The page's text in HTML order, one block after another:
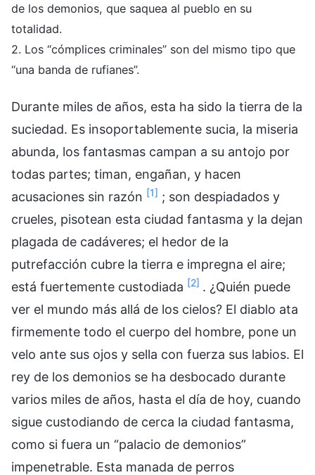
de los demonios, que saquea al pueblo en su
totalidad.
2. Los “cómplices criminales” son del mismo tipo que
“una banda de rufianes”.
Durante miles de años, esta ha sido la tierra de la
suciedad. Es insoportablemente sucia, la miseria
abunda, los fantasmas campan a su antojo por
todas partes; timan, engañan, y hacen
acusaciones sin razón [1] ; son despiadados y
crueles, pisotean esta ciudad fantasma y la dejan
plagada de cadáveres; el hedor de la
putrefacción cubre la tierra e impregna el aire;
está fuertemente custodiada [2] . ¿Quién puede
ver el mundo más allá de los cielos? El diablo ata
firmemente todo el cuerpo del hombre, pone un
velo ante sus ojos y sella con fuerza sus labios. El
rey de los demonios se ha desbocado durante
varios miles de años, hasta el día de hoy, cuando
sigue custodiando de cerca la ciudad fantasma,
como si fuera un “palacio de demonios”
impenetrable. Esta manada de perros